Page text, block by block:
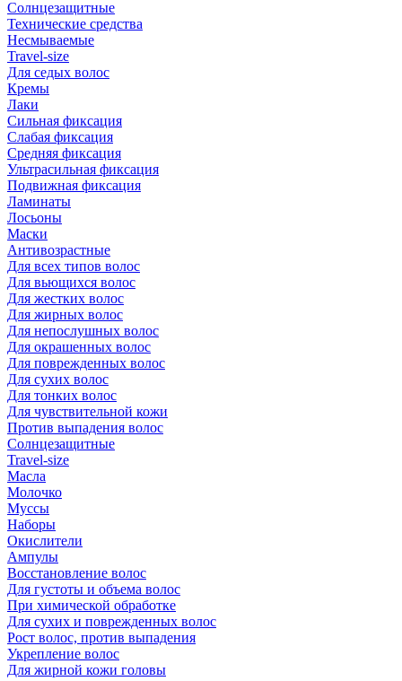
Солнцезащитные
Технические средства
Несмываемые
Travel-size
Для седых волос
Кремы
Лаки
Сильная фиксация
Слабая фиксация
Средняя фиксация
Ультрасильная фиксация
Подвижная фиксация
Ламинаты
Лосьоны
Маски
Антивозрастные
Для всех типов волос
Для вьющихся волос
Для жестких волос
Для жирных волос
Для непослушных волос
Для окрашенных волос
Для поврежденных волос
Для сухих волос
Для тонких волос
Для чувствительной кожи
Против выпадения волос
Солнцезащитные
Travel-size
Масла
Молочко
Муссы
Наборы
Окислители
Ампулы
Восстановление волос
Для густоты и объема волос
При химической обработке
Для сухих и поврежденных волос
Рост волос, против выпадения
Укрепление волос
Для жирной кожи головы